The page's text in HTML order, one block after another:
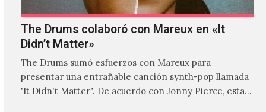
The Drums colaboró con Mareux en «It
Didn’t Matter»
The Drums sumó esfuerzos con Mareux para
presentar una entrañable canción synth-pop llamada
'It Didn't Matter". De acuerdo con Jonny Pierce, esta